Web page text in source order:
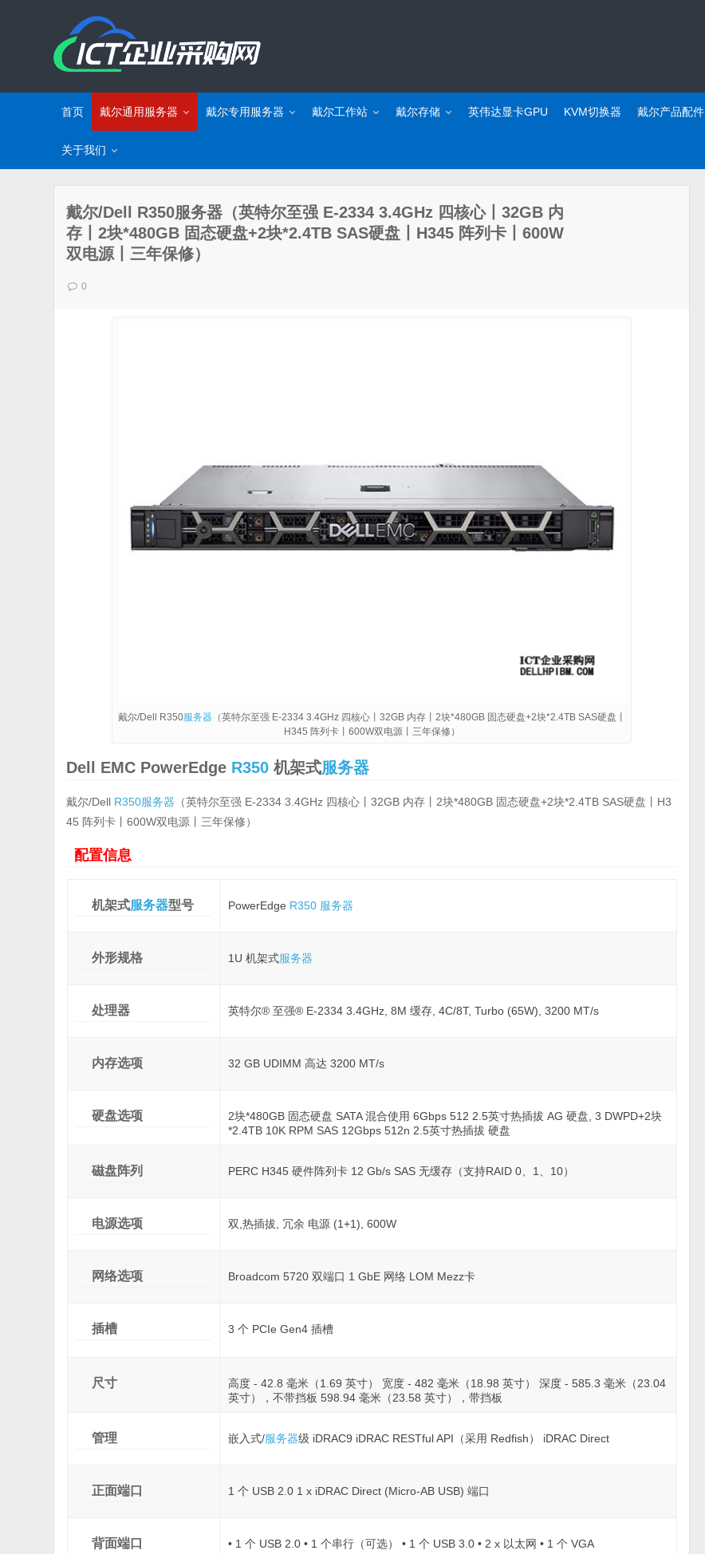
首页 戴尔通用服务器 戴尔专用服务器 戴尔工作站 戴尔存储 英伟达显卡GPU KVM切换器 戴尔产品配件
关于我们
戴尔/Dell R350服务器（英特尔至强 E-2334 3.4GHz 四核心丨32GB 内
存丨2块*480GB 固态硬盘+2块*2.4TB SAS硬盘丨H345 阵列卡丨600W
双电源丨三年保修）
0
戴尔/Dell R350服务器（英特尔至强 E-2334 3.4GHz 四核心丨32GB 内存丨2块*480GB 固态硬盘+2块*2.4TB SAS硬盘丨
H345 阵列卡丨600W双电源丨三年保修）
Dell EMC PowerEdge R350 机架式服务器
戴尔/Dell R350服务器 （英特尔至强 E-2334 3.4GHz 四核心丨32GB 内存丨2块*480GB 固态硬盘+2块*2.4TB SAS硬盘丨H3
45 阵列卡丨600W双电源丨三年保修）
配置信息
机架式服务器型号 PowerEdge R350 服务器
外形规格 1U 机架式服务器
处理器 英特尔® 至强® E-2334 3.4GHz, 8M 缓存, 4C/8T, Turbo (65W), 3200 MT/s
内存选项 32 GB UDIMM 高达 3200 MT/s
硬盘选项
2块*480GB 固态硬盘 SATA 混合使用 6Gbps 512 2.5英寸热插拔 AG 硬盘, 3 DWPD+2块
*2.4TB 10K RPM SAS 12Gbps 512n 2.5英寸热插拔 硬盘
磁盘阵列 PERC H345 硬件阵列卡 12 Gb/s SAS 无缓存（支持RAID 0、1、10）
电源选项 双,热插拔, 冗余 电源 (1+1), 600W
网络选项 Broadcom 5720 双端口 1 GbE 网络 LOM Mezz卡
插槽 3 个 PCIe Gen4 插槽
尺寸
高度 - 42.8 毫米（1.69 英寸） 宽度 - 482 毫米（18.98 英寸） 深度 - 585.3 毫米（23.04
英寸），不带挡板 598.94 毫米（23.58 英寸），带挡板
管理 嵌入式/服务器级 iDRAC9 iDRAC RESTful API（采用 Redfish） iDRAC Direct
正面端口 1 个 USB 2.0 1 x iDRAC Direct (Micro-AB USB) 端口
背面端口 • 1 个 USB 2.0 • 1 个串行（可选） • 1 个 USB 3.0 • 2 x 以太网 • 1 个 VGA